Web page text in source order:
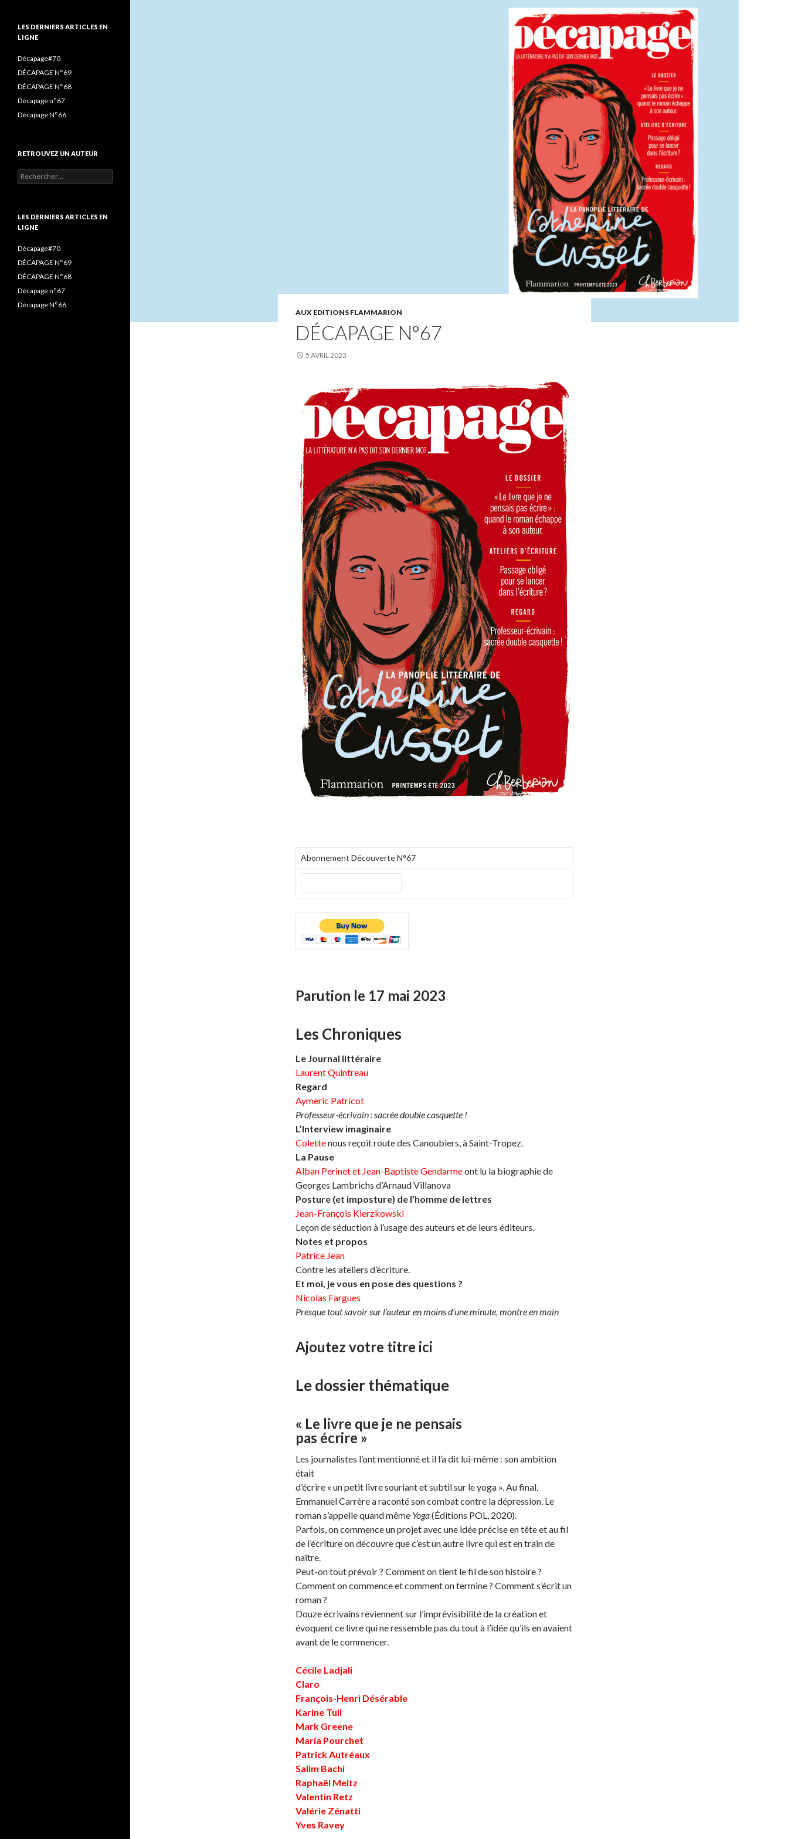
AUX EDITIONS FLAMMARION
DÉCAPAGE N°67
5 AVRIL 2023
Abonnement Découverte N°67
Parution le 17 mai 2023
Les Chroniques
Le Journal littéraire
Laurent Quintreau
Regard
Aymeric Patricot
Professeur-écrivain : sacrée double casquette !
L’Interview imaginaire
Colettenous reçoit route des Canoubiers, à Saint-Tropez.
La Pause
Alban Perinet et Jean-Baptiste Gendarmeont lu la biographie de
Georges Lambrichs d’Arnaud Villanova
Posture (et imposture) de l’homme de lettres
Jean-François Kierzkowski
Leçon de séduction à l’usage des auteurs et de leurs éditeurs.
Notes et propos
Patrice Jean
Contre les ateliers d’écriture.
Et moi, je vous en pose des questions ?
Nicolas Fargues
Presque tout savoir sur l’auteur en moins d’une minute, montre en main
Ajoutez votre titre ici
Le dossier thématique
« Le livre que je ne pensais
pas écrire »
Les journalistes l’ont mentionné et il l’a dit lui-même : son ambition
était
d’écrire « un petit livre souriant et subtil sur le yoga ». Au final,
Emmanuel Carrère a raconté son combat contre la dépression. Le
roman s’appelle quand même Yoga(Éditions POL, 2020).
Parfois, on commence un projet avec une idée précise en tête et au fil
de l’écriture on découvre que c’est un autre livre qui est en train de
naître.
Peut-on tout prévoir ? Comment on tient le fil de son histoire ?
Comment on commence et comment on termine ? Comment s’écrit un
roman ?
Douze écrivains reviennent sur l’imprévisibilité de la création et
évoquent ce livre qui ne ressemble pas du tout à l’idée qu’ils en avaient
avant de le commencer.
Cécile Ladjali
Claro
François-Henri Désérable
Karine Tuil
Mark Greene
Maria Pourchet
Patrick Autréaux
Salim Bachi
Raphaël Meltz
Valentin Retz
Valérie Zénatti
Yves Ravey
k
a
:LES DERNIERS ARTICLES EN
LIGNE
Décapage#70
DÉCAPAGE N°69
DÉCAPAGE N°68
Décapage n°67
Décapage N°66
RETROUVEZ UN AUTEUR
Rechercher :
LES DERNIERS ARTICLES EN
LIGNE
Décapage#70
DÉCAPAGE N°69
DÉCAPAGE N°68
Décapage n°67
Décapage N°66